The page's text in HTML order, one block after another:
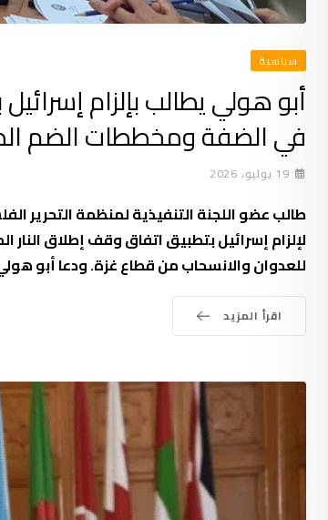
سياسية
أبو هولي يطالب بإلزام
في الضفة ومخططات الضم
19 يوليو، 2026
طالب عضو اللجنة التنفيذية لمنظمة التحرير
للعدوان والانسحاب من قطاع غزة. ودعا أبو
اقرأ المزيد